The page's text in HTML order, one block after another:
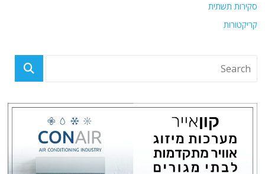
סקירות תשתית
קריקטורות